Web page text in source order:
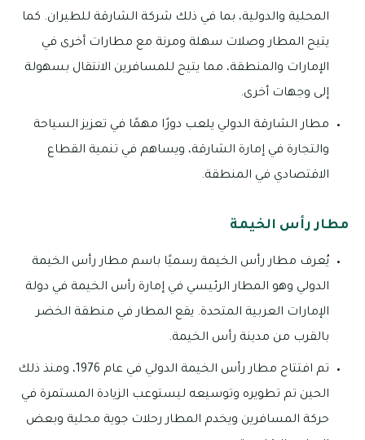
المحلية والدولية، بما في ذلك شركة الشارقة للطيران. كما
يتيح المطار وصلات سهلة ومرنة مع مطارات أخرى في
الإمارات والمنطقة، مما يتيح للمسافرين الانتقال بسهولة
إلى وجهات أخرى.
مطار الشارقة الدولي يلعب دورًا مهمًا في تعزيز السياحة
والتجارة في إمارة الشارقة، ويساهم في تنمية القطاع
الاقتصادي في المنطقة.
مطار رأس الخيمة
يُعرف مطار رأس الخيمة رسميًا باسم مطار رأس الخيمة
الدولي وهو المطار الرئيسي في إمارة رأس الخيمة في دولة
الإمارات العربية المتحدة. يقع المطار في منطقة الخضر
بالقرب من مدينة رأس الخيمة.
تم افتتاح مطار رأس الخيمة الدولي في عام 1976، ومنذ ذلك
الحين تم تطويره وتوسيعه ليستوعب الزيادة المستمرة في
حركة المسافرين ويخدم المطار رحلات جوية محلية وبعض